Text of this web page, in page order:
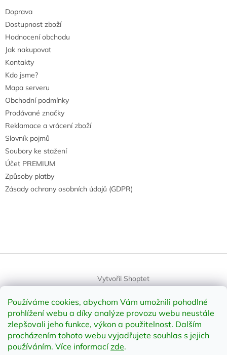
Používáme cookies, abychom Vám umožnili pohodlné
prohlížení webu a díky analýze provozu webu neustále
zlepšovali jeho funkce, výkon a použitelnost. Dalším
procházením tohoto webu vyjadřujete souhlas s jejich
používáním. Více informacízde.
Doprava
Dostupnost zboží
Hodnocení obchodu
Jak nakupovat
Kontakty
Kdo jsme?
Mapa serveru
Obchodní podmínky
Prodávané značky
Reklamace a vrácení zboží
Slovník pojmů
Soubory ke stažení
Účet PREMIUM
Způsoby platby
Zásady ochrany osobních údajů (GDPR)
Vytvořil Shoptet
Copyright 2026 element-shop.cz
. Všechna práva vyhrazena.
Upravit nastavení cookies